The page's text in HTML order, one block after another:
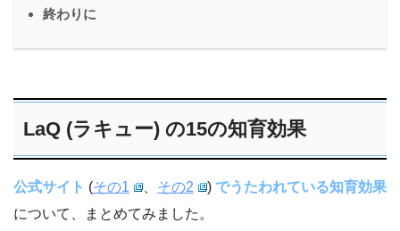
終わりに
LaQ (ラキュー) の15の知育効果
公式サイト (その1 、 その2 ) でうたわれている知育効果
について、まとめてみました。